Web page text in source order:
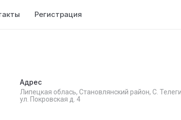
Регистрация
Адрес
Липецкая облась, Становлянский район, С.
ул. Покровская д. 4